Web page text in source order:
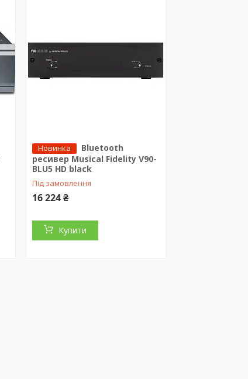
Новинка
Bluetooth
ресивер Musical Fidelity V90-
BLU5 HD black
Під замовлення
16 224 ₴
Купити